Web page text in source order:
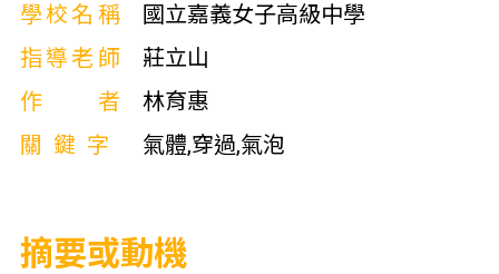
學校名稱
國立嘉義女子高級中學
指導老師
莊立山
作者
林育惠
關鍵字
氣體,穿過,氣泡
摘要或動機